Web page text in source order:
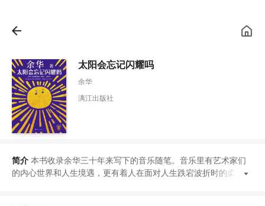
太阳会忘记闪耀吗
余华
漓江出版社
本书收录余华三十年来写下的音乐随笔。 音乐里有艺术家们
的内心世界和人生境遇 ， 更有着人在面对人生跌宕波折时的柔韧力
简介